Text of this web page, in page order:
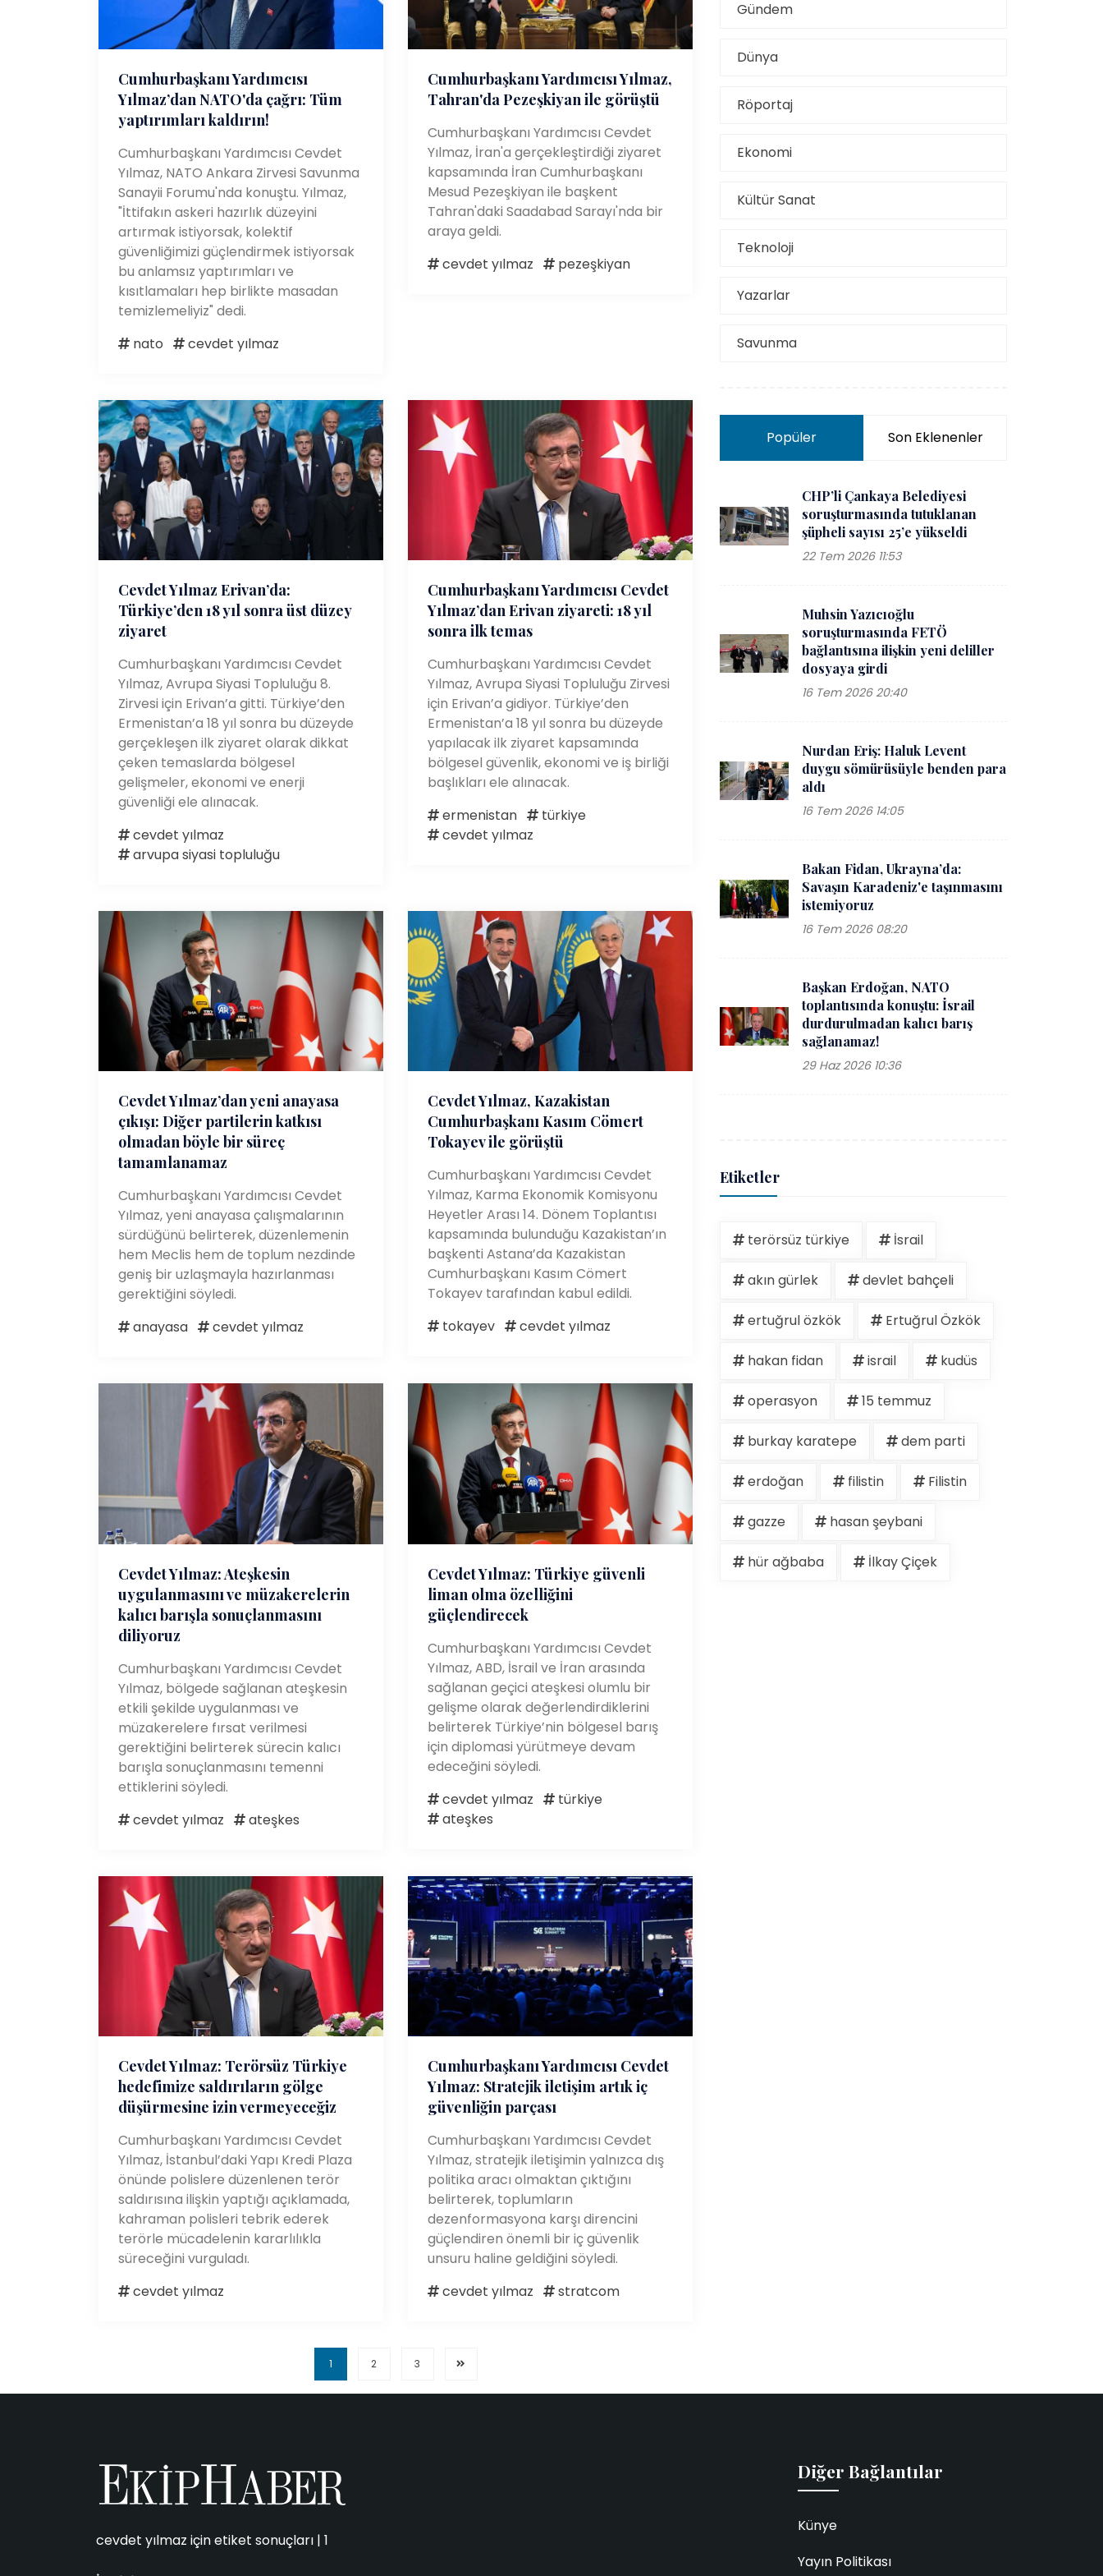
Cumhurbaşkanı Yardımcısı
Yılmaz’dan NATO'da çağrı: Tüm
yaptırımları kaldırın!
Cumhurbaşkanı Yardımcısı Cevdet
Yılmaz, NATO Ankara Zirvesi Savunma
Sanayii Forumu'nda konuştu. Yılmaz,
"İttifakın askeri hazırlık düzeyini
artırmak istiyorsak, kolektif
güvenliğimizi güçlendirmek istiyorsak
bu anlamsız yaptırımları ve
kısıtlamaları hep birlikte masadan
temizlemeliyiz" dedi.
nato
cevdet yılmaz
Cumhurbaşkanı Yardımcısı Yılmaz,
Tahran'da Pezeşkiyan ile görüştü
Cumhurbaşkanı Yardımcısı Cevdet
Yılmaz, İran'a gerçekleştirdiği ziyaret
kapsamında İran Cumhurbaşkanı
Mesud Pezeşkiyan ile başkent
Tahran'daki Saadabad Sarayı'nda bir
araya geldi.
cevdet yılmaz
pezeşkiyan
Cevdet Yılmaz Erivan’da:
Türkiye’den 18 yıl sonra üst düzey
ziyaret
Cumhurbaşkanı Yardımcısı Cevdet
Yılmaz, Avrupa Siyasi Topluluğu 8.
Zirvesi için Erivan’a gitti. Türkiye’den
Ermenistan’a 18 yıl sonra bu düzeyde
gerçekleşen ilk ziyaret olarak dikkat
çeken temaslarda bölgesel
gelişmeler, ekonomi ve enerji
güvenliği ele alınacak.
cevdet yılmaz
arvupa siyasi topluluğu
Cumhurbaşkanı Yardımcısı Cevdet
Yılmaz’dan Erivan ziyareti: 18 yıl
sonra ilk temas
Cumhurbaşkanı Yardımcısı Cevdet
Yılmaz, Avrupa Siyasi Topluluğu Zirvesi
için Erivan’a gidiyor. Türkiye’den
Ermenistan’a 18 yıl sonra bu düzeyde
yapılacak ilk ziyaret kapsamında
bölgesel güvenlik, ekonomi ve iş birliği
başlıkları ele alınacak.
ermenistan
türkiye
cevdet yılmaz
Cevdet Yılmaz’dan yeni anayasa
çıkışı: Diğer partilerin katkısı
olmadan böyle bir süreç
tamamlanamaz
Cumhurbaşkanı Yardımcısı Cevdet
Yılmaz, yeni anayasa çalışmalarının
sürdüğünü belirterek, düzenlemenin
hem Meclis hem de toplum nezdinde
geniş bir uzlaşmayla hazırlanması
gerektiğini söyledi.
anayasa
cevdet yılmaz
Cevdet Yılmaz, Kazakistan
Cumhurbaşkanı Kasım Cömert
Tokayev ile görüştü
Cumhurbaşkanı Yardımcısı Cevdet
Yılmaz, Karma Ekonomik Komisyonu
Heyetler Arası 14. Dönem Toplantısı
kapsamında bulunduğu Kazakistan’ın
başkenti Astana’da Kazakistan
Cumhurbaşkanı Kasım Cömert
Tokayev tarafından kabul edildi.
tokayev
cevdet yılmaz
Cevdet Yılmaz: Ateşkesin
uygulanmasını ve müzakerelerin
kalıcı barışla sonuçlanmasını
diliyoruz
Cumhurbaşkanı Yardımcısı Cevdet
Yılmaz, bölgede sağlanan ateşkesin
etkili şekilde uygulanması ve
müzakerelere fırsat verilmesi
gerektiğini belirterek sürecin kalıcı
barışla sonuçlanmasını temenni
ettiklerini söyledi.
cevdet yılmaz
ateşkes
Cevdet Yılmaz: Türkiye güvenli
liman olma özelliğini
güçlendirecek
Cumhurbaşkanı Yardımcısı Cevdet
Yılmaz, ABD, İsrail ve İran arasında
sağlanan geçici ateşkesi olumlu bir
gelişme olarak değerlendirdiklerini
belirterek Türkiye’nin bölgesel barış
için diplomasi yürütmeye devam
edeceğini söyledi.
cevdet yılmaz
türkiye
ateşkes
Cevdet Yılmaz: Terörsüz Türkiye
hedefimize saldırıların gölge
düşürmesine izin vermeyeceğiz
Cumhurbaşkanı Yardımcısı Cevdet
Yılmaz, İstanbul’daki Yapı Kredi Plaza
önünde polislere düzenlenen terör
saldırısına ilişkin yaptığı açıklamada,
kahraman polisleri tebrik ederek
terörle mücadelenin kararlılıkla
süreceğini vurguladı.
cevdet yılmaz
Cumhurbaşkanı Yardımcısı Cevdet
Yılmaz: Stratejik iletişim artık iç
güvenliğin parçası
Cumhurbaşkanı Yardımcısı Cevdet
Yılmaz, stratejik iletişimin yalnızca dış
politika aracı olmaktan çıktığını
belirterek, toplumların
dezenformasyona karşı direncini
güçlendiren önemli bir iç güvenlik
unsuru haline geldiğini söyledi.
cevdet yılmaz
stratcom
1 2 3
Gündem
Dünya
Röportaj
Ekonomi
Kültür Sanat
Teknoloji
Yazarlar
Savunma
Popüler Son Eklenenler
CHP’li Çankaya Belediyesi
soruşturmasında tutuklanan
şüpheli sayısı 25’e yükseldi
22 Tem 2026 11:53
Muhsin Yazıcıoğlu
soruşturmasında FETÖ
bağlantısına ilişkin yeni deliller
dosyaya girdi
16 Tem 2026 20:40
Nurdan Eriş: Haluk Levent
duygu sömürüsüyle benden para
aldı
16 Tem 2026 14:05
Bakan Fidan, Ukrayna’da:
Savaşın Karadeniz'e taşınmasını
istemiyoruz
16 Tem 2026 08:20
Başkan Erdoğan, NATO
toplantısında konuştu: İsrail
durdurulmadan kalıcı barış
sağlanamaz!
29 Haz 2026 10:36
Etiketler
terörsüz türkiye İsrail
akın gürlek devlet bahçeli
ertuğrul özkök Ertuğrul Özkök
hakan fidan israil kudüs
operasyon 15 temmuz
burkay karatepe dem parti
erdoğan filistin Filistin
gazze hasan şeybani
hür ağbaba İlkay Çiçek
cevdet yılmaz için etiket sonuçları | 1
Diğer Bağlantılar
Künye
Yayın Politikası